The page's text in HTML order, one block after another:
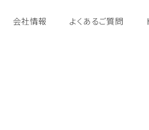
会社情報 よくあるご質問